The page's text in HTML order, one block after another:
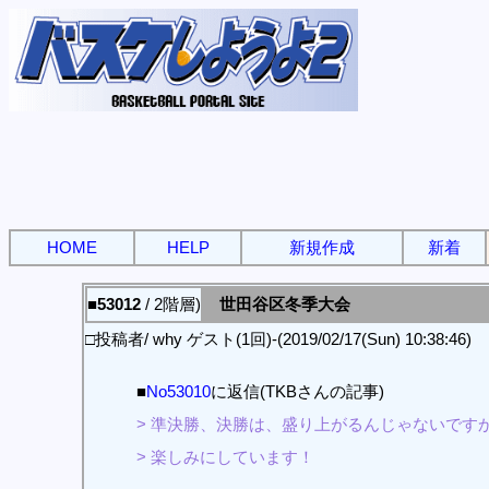
HOME HELP 新規作成 新着
■53012/ 2階層)
世田谷区冬季大会
□投稿者/ why ゲスト(1回)-(2019/02/17(Sun) 10:38:46)
■No53010に返信(TKBさんの記事)
> 準決勝、決勝は、盛り上がるんじゃないで
> 楽しみにしています！